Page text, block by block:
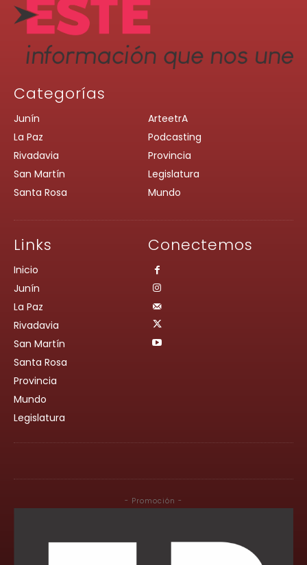
Categorías
Junín
La Paz
Rivadavia
San Martín
Santa Rosa
ArteetrA
Podcasting
Provincia
Legislatura
Mundo
Links
Inicio
Junín
La Paz
Rivadavia
San Martín
Santa Rosa
Provincia
Mundo
Legislatura
Conectemos
- Promoción -